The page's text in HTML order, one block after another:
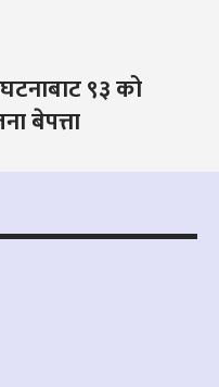
९३ को
बेपत्ता